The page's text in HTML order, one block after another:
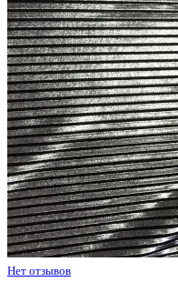
Нет отзывов